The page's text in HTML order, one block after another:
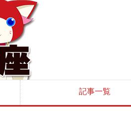
記事一覧